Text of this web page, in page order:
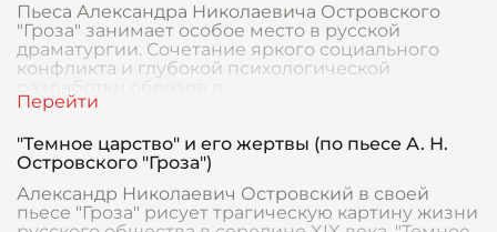
Пьеса Александра Николаевича Островского
"Гроза" занимает особое место в русской
драматургии. Сочетание яркого социального
конфликта и глубокой психологической
разработки образов д
"Темное царство" и его жертвы (по пьесе А. Н.
Островского "Гроза")
Александр Николаевич Островский в своей
пьесе "Гроза" рисует трагическую картину жизни